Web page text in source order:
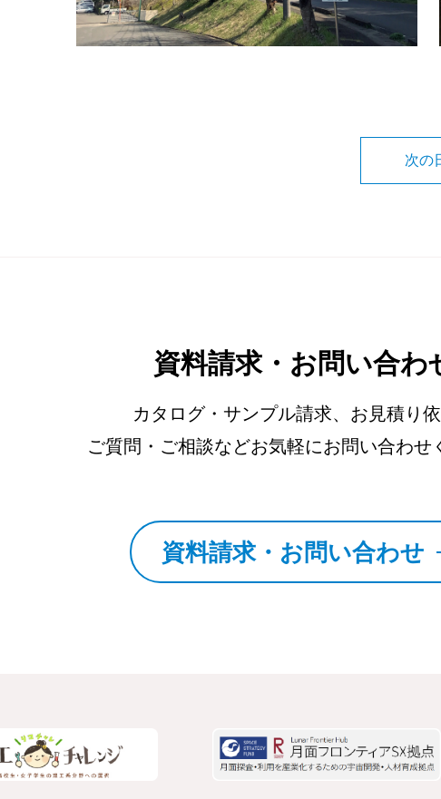
次の
資料請求・お問い合わ
カタログ・サンプル請求、お見積り依
ご質問・ご相談などお気軽にお問い合わせ
資料請求・お問い合わせ